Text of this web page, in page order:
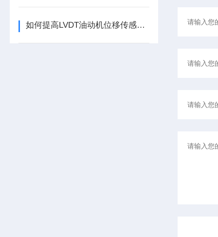
如何提高LVDT油动机位移传感器的精度？